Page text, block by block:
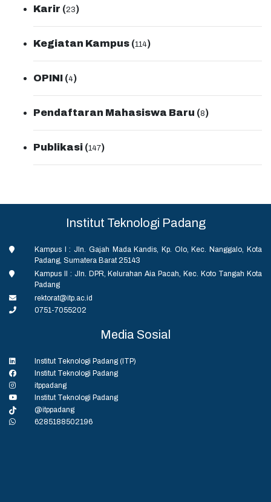
Karir (23)
Kegiatan Kampus (114)
OPINI (4)
Pendaftaran Mahasiswa Baru (8)
Publikasi (147)
Institut Teknologi Padang
Kampus I : Jln. Gajah Mada Kandis, Kp. Olo, Kec. Nanggalo, Kota
Padang, Sumatera Barat 25143
Kampus II : Jln. DPR, Kelurahan Aia Pacah, Kec. Koto Tangah Kota
Padang
rektorat@itp.ac.id
0751-7055202
Media Sosial
Institut Teknologi Padang (ITP)
Institut Teknologi Padang
itppadang
Institut Teknologi Padang
@itppadang
6285188502196